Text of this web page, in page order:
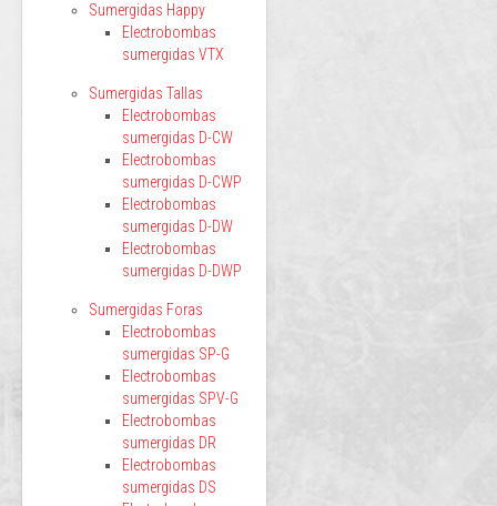
Sumergidas Happy
Electrobombas
sumergidas VTX
Sumergidas Tallas
Electrobombas
sumergidas D-CW
Electrobombas
sumergidas D-CWP
Electrobombas
sumergidas D-DW
Electrobombas
sumergidas D-DWP
Sumergidas Foras
Electrobombas
sumergidas SP-G
Electrobombas
sumergidas SPV-G
Electrobombas
sumergidas DR
Electrobombas
sumergidas DS